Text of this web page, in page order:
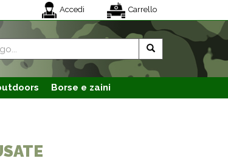
Accedi Carrello
Borse e zaini